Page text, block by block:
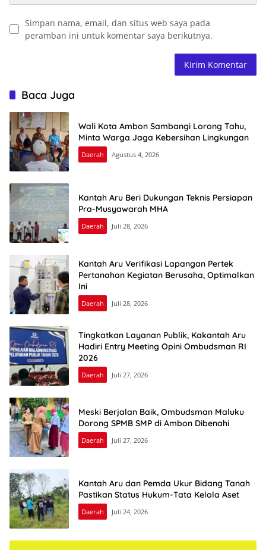
Simpan nama, email, dan situs web saya pada
peramban ini untuk komentar saya berikutnya.
Baca Juga
Wali Kota Ambon Sambangi Lorong Tahu,
Minta Warga Jaga Kebersihan Lingkungan
Daerah Agustus 4, 2026
Kantah Aru Beri Dukungan Teknis Persiapan
Pra-Musyawarah MHA
Daerah Juli 28, 2026
Kantah Aru Verifikasi Lapangan Pertek
Pertanahan Kegiatan Berusaha, Optimalkan
Ini
Daerah Juli 28, 2026
Tingkatkan Layanan Publik, Kakantah Aru
Hadiri Entry Meeting Opini Ombudsman RI
2026
Daerah Juli 27, 2026
Meski Berjalan Baik, Ombudsman Maluku
Dorong SPMB SMP di Ambon Dibenahi
Daerah Juli 27, 2026
Kantah Aru dan Pemda Ukur Bidang Tanah
Pastikan Status Hukum-Tata Kelola Aset
Daerah Juli 24, 2026